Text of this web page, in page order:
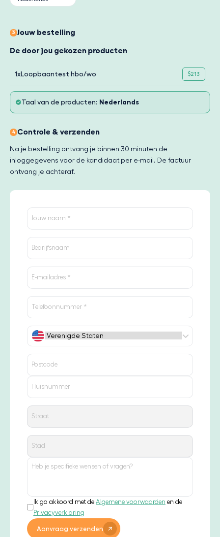
3 Jouw bestelling
De door jou gekozen producten
1xLoopbaantest hbo/wo $213
Taal van de producten: Nederlands
4 Controle & verzenden
Na je bestelling ontvang je binnen 30 minuten de
inloggegevens voor de kandidaat per e-mail. De factuur
ontvang je achteraf.
Ik ga akkoord met de Algemene voorwaarden en de
Privacyverklaring
Aanvraag verzenden